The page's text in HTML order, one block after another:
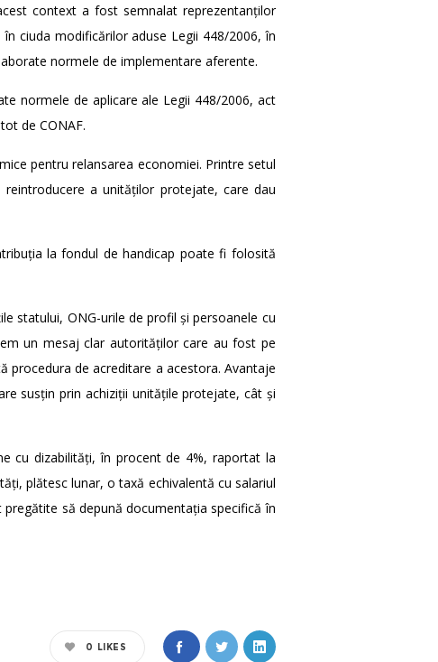
context a fost semnalat reprezentanților
ciuda modificărilor aduse Legii 448/2006, în
normele de implementare aferente.
normele de aplicare ale Legii 448/2006, act
de CONAF.
pentru relansarea economiei. Printre setul
a unităților protejate, care dau
la fondul de handicap poate fi folosită
statului, ONG-urile de profil și persoanele cu
un mesaj clar autorităților care au fost pe
procedura de acreditare a acestora. Avantaje
susțin prin achiziții unitățile protejate, cât și
cu dizabilități, în procent de 4%, raportat la
plătesc lunar, o taxă echivalentă cu salariul
să depună documentația specifică în
0 LIKES